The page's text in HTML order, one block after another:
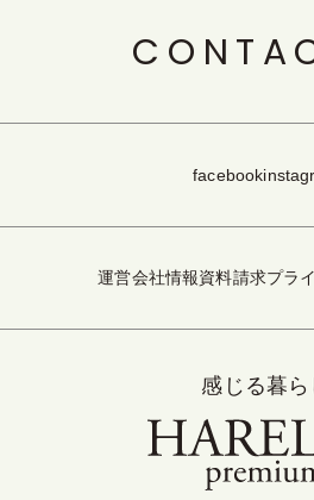
facebook
運営会社情報資料請求プラ
感じる暮ら